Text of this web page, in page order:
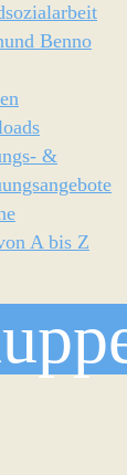
Benno
&
A bis Z